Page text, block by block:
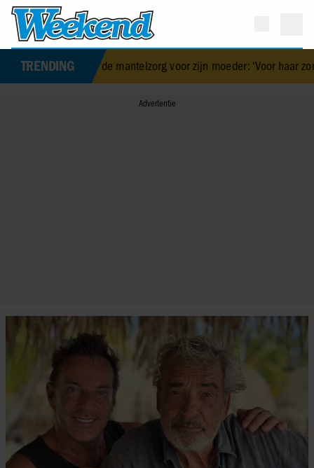
TRENDING
over de mantelzorg voor zijn moeder: ‘Voor haar zorgen is een